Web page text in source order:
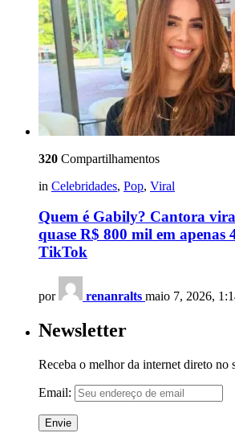
320 Compartilhamentos
in Celebridades, Pop, Viral
Quem é Gabily? Cantora
quase R$ 800 mil em apenas
TikTok
por renanralts maio 7, 2026,
Newsletter
Receba o melhor da internet direto no
Email: